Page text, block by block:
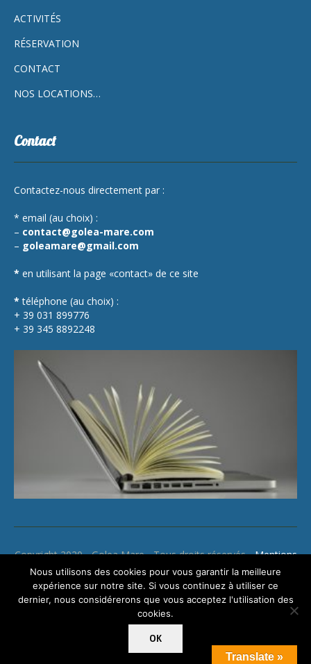
ACTIVITÉS
RÉSERVATION
CONTACT
NOS LOCATIONS…
Contact
Contactez-nous directement par :
* email (au choix) :
– contact@golea-mare.com
– goleamare@gmail.com
* en utilisant la page «contact» de ce site
* téléphone (au choix) :
+ 39 031 899776
+ 39 345 8892248
Copyright 2020 - Golea Mare - Tous droits réservés -Mentions
légales
Translate »
Nous utilisons des cookies pour vous garantir la meilleure
expérience sur notre site. Si vous continuez à utiliser ce
dernier, nous considérerons que vous acceptez l'utilisation des
cookies.
OK